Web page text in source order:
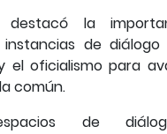
destacó la
de
el oficialismo para
común.
de